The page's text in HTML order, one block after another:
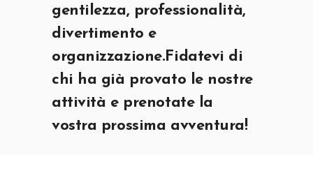
SETTEMBRE 2020
gentilezza, professionalità,
divertimento e
organizzazione.Fidatevi di
chi ha già provato le nostre
attività e prenotate la
vostra prossima avventura!